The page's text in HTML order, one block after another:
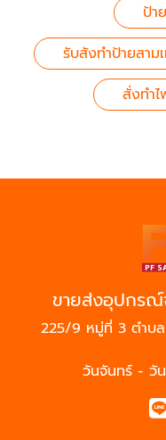
ป้า
รับสังทำป้ายสา
สั่งทำไ
ขายส่งอุปกรณ์
225/9 หมู่ที่ 3 ตำบล
วันจันทร์ - วั